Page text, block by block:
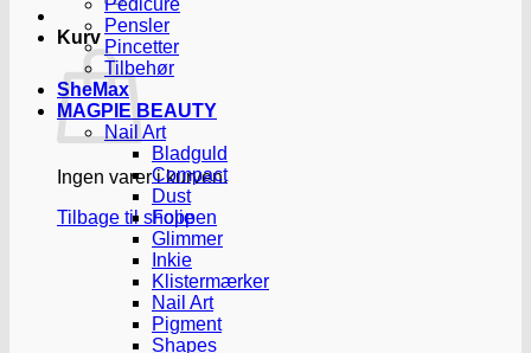
Kurv
Ingen varer i kurven.
Tilbage til shoppen
Pedicure
Pensler
Pincetter
Tilbehør
SheMax
MAGPIE BEAUTY
Nail Art
Bladguld
Compact
Dust
Folie
Glimmer
Inkie
Klistermærker
Nail Art
Pigment
Shapes